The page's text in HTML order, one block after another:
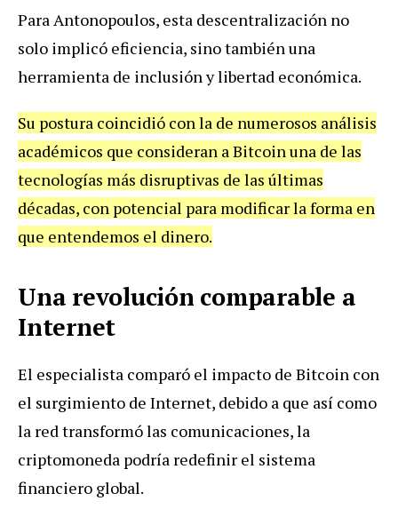
Para Antonopoulos, esta descentralización no
solo implicó eficiencia, sino también una
herramienta de inclusión y libertad económica.
Su postura coincidió con la de numerosos análisis
académicos que consideran a Bitcoin una de las
tecnologías más disruptivas de las últimas
décadas, con potencial para modificar la forma en
que entendemos el dinero.
Una revolución comparable a
Internet
El especialista comparó el impacto de Bitcoin con
el surgimiento de Internet, debido a que así como
la red transformó las comunicaciones, la
criptomoneda podría redefinir el sistema
financiero global.